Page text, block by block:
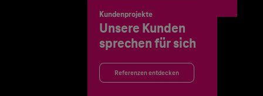
Kundenprojekte
Unsere Kunden
sprechen für sich
Referenzen entdecken